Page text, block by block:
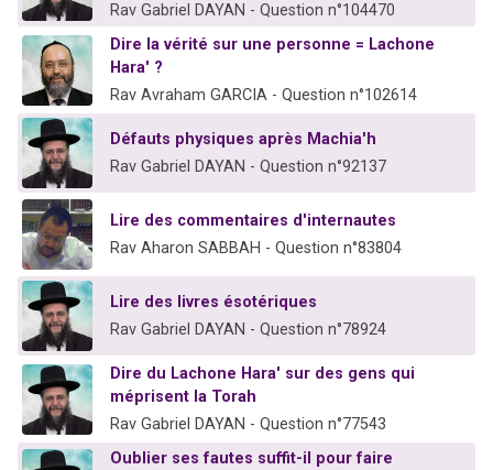
Rav Gabriel DAYAN - Question n°104470
Dire la vérité sur une personne = Lachone
Hara' ?
Rav Avraham GARCIA - Question n°102614
Défauts physiques après Machia'h
Rav Gabriel DAYAN - Question n°92137
Lire des commentaires d'internautes
Rav Aharon SABBAH - Question n°83804
Lire des livres ésotériques
Rav Gabriel DAYAN - Question n°78924
Dire du Lachone Hara' sur des gens qui
méprisent la Torah
Rav Gabriel DAYAN - Question n°77543
Oublier ses fautes suffit-il pour faire